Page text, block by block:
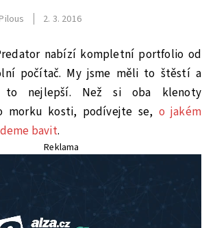
2. 3. 2016
nabízí kompletní portfolio od
počítač. My jsme měli to štěstí a
to nejlepší. Než si oba klenoty
morku kosti, podívejte se, o jakém
bavit.
Reklama